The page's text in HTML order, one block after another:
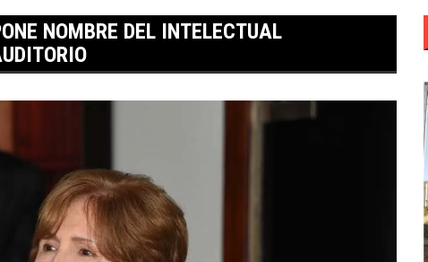
NOMBRE DEL INTELECTUAL